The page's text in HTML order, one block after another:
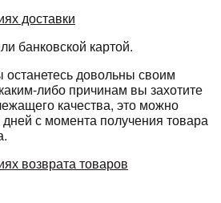
доставки
банковской картой.
довольны своим
либо причинам вы захотите
качества, это можно
дней с момента получения товара
возврата товаров